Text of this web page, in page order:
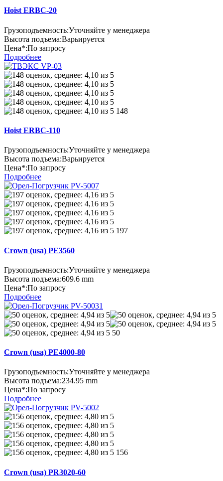
Hoist ERBC-20
Грузоподъемность:Уточняйте у менеджера
Высота подъема:Варьируется
Цена*:По запросу
Подробнее
148
Hoist ERBC-110
Грузоподъемность:Уточняйте у менеджера
Высота подъема:Варьируется
Цена*:По запросу
Подробнее
197
Crown (usa) PE3560
Грузоподъемность:Уточняйте у менеджера
Высота подъема:609.6 mm
Цена*:По запросу
Подробнее
50
Crown (usa) PE4000-80
Грузоподъемность:Уточняйте у менеджера
Высота подъема:234.95 mm
Цена*:По запросу
Подробнее
156
Crown (usa) PR3020-60